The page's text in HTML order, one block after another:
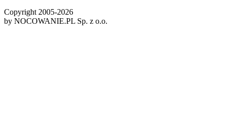
Copyright 2005-2026
by NOCOWANIE.PL Sp. z o.o.